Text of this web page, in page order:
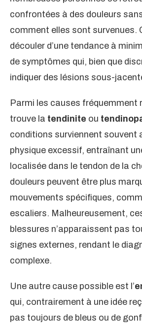
confrontées à des douleurs
comment elles sont survenues.
découler d’une tendance à
de symptômes qui, bien que
indiquer des lésions sous-
Parmi les causes fréquemment
trouve la tendinite ou
conditions surviennent souvent
physique excessif, entraînant
localisée dans le tendon de la
douleurs peuvent être plus
mouvements spécifiques,
escaliers. Malheureusement,
blessures n’apparaissent pas
signes externes, rendant le
complexe.
Une autre cause possible est l’
qui, contrairement à une idée
pas toujours de bleus ou de